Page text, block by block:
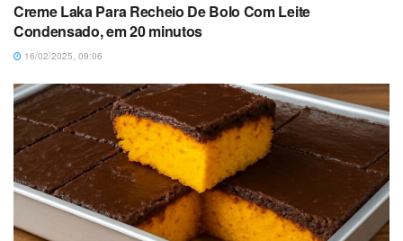
Creme Laka Para Recheio De Bolo Com Leite
Condensado, em 20 minutos
16/02/2025, 09:06